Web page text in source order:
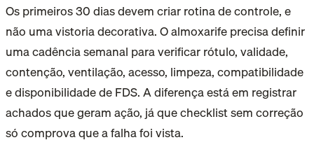
Os primeiros 30 dias devem criar rotina de controle, e
não uma vistoria decorativa. O almoxarife precisa definir
uma cadência semanal para verificar rótulo, validade,
contenção, ventilação, acesso, limpeza, compatibilidade
e disponibilidade de FDS. A diferença está em registrar
achados que geram ação, já que checklist sem correção
só comprova que a falha foi vista.